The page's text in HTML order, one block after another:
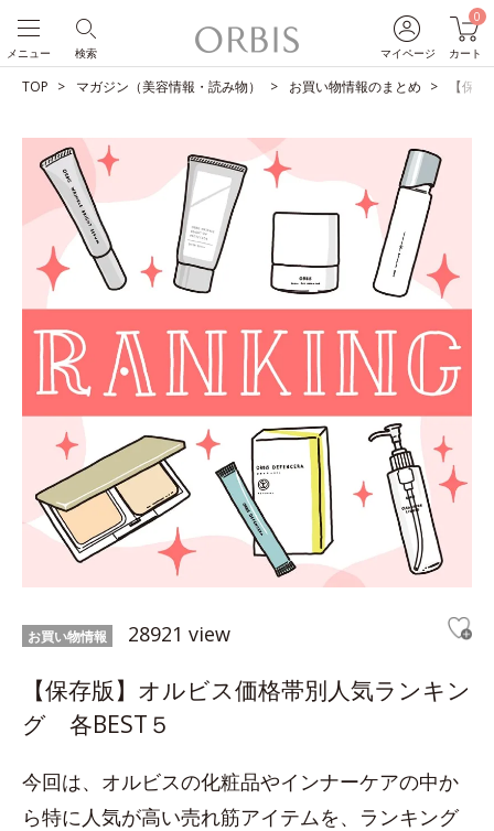
マイページ
0
カート
検索
メニュー
TOP マガジン（美容情報・読み物） お買い物情報のまとめ 【保
お買い物情報 28921 view
【保存版】オルビス価格帯別人気ランキン
グ 各BEST５
今回は、オルビスの化粧品やインナーケアの中か
ら特に人気が高い売れ筋アイテムを、ランキング